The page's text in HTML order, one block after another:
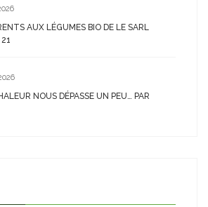
AUX LÉGUMES BIO DE LE SARL
NOUS DÉPASSE UN PEU… PAR